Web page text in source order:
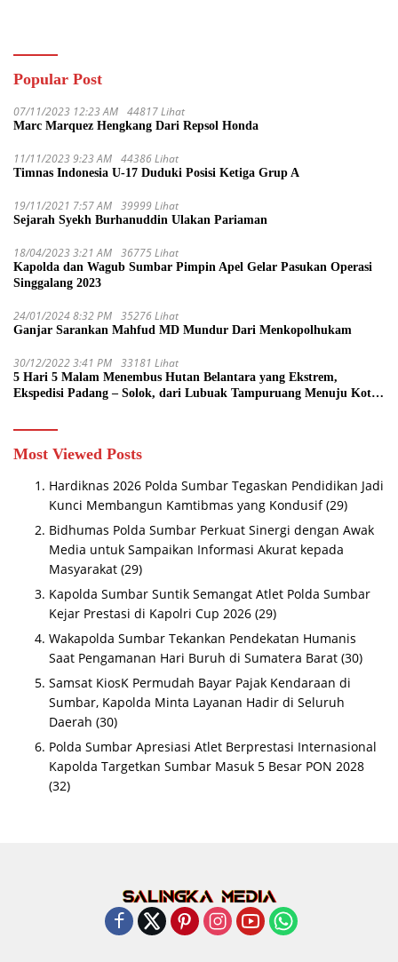
Popular Post
07/11/2023 12:23 AM 44817 Lihat
Marc Marquez Hengkang Dari Repsol Honda
11/11/2023 9:23 AM 44386 Lihat
Timnas Indonesia U-17 Duduki Posisi Ketiga Grup A
19/11/2021 7:57 AM 39999 Lihat
Sejarah Syekh Burhanuddin Ulakan Pariaman
18/04/2023 3:21 AM 36775 Lihat
Kapolda dan Wagub Sumbar Pimpin Apel Gelar Pasukan Operasi
Singgalang 2023
24/01/2024 8:32 PM 35276 Lihat
Ganjar Sarankan Mahfud MD Mundur Dari Menkopolhukam
30/12/2022 3:41 PM 33181 Lihat
5 Hari 5 Malam Menembus Hutan Belantara yang Ekstrem,
Ekspedisi Padang – Solok, dari Lubuak Tampuruang Menuju Koto
Most Viewed Posts
Hardiknas 2026 Polda Sumbar Tegaskan Pendidikan Jadi
Kunci Membangun Kamtibmas yang Kondusif (29)
Bidhumas Polda Sumbar Perkuat Sinergi dengan Awak
Media untuk Sampaikan Informasi Akurat kepada
Masyarakat (29)
Kapolda Sumbar Suntik Semangat Atlet Polda Sumbar
Kejar Prestasi di Kapolri Cup 2026 (29)
Wakapolda Sumbar Tekankan Pendekatan Humanis
Saat Pengamanan Hari Buruh di Sumatera Barat (30)
Samsat KiosK Permudah Bayar Pajak Kendaraan di
Sumbar, Kapolda Minta Layanan Hadir di Seluruh
Daerah (30)
Polda Sumbar Apresiasi Atlet Berprestasi Internasional
Kapolda Targetkan Sumbar Masuk 5 Besar PON 2028
(32)